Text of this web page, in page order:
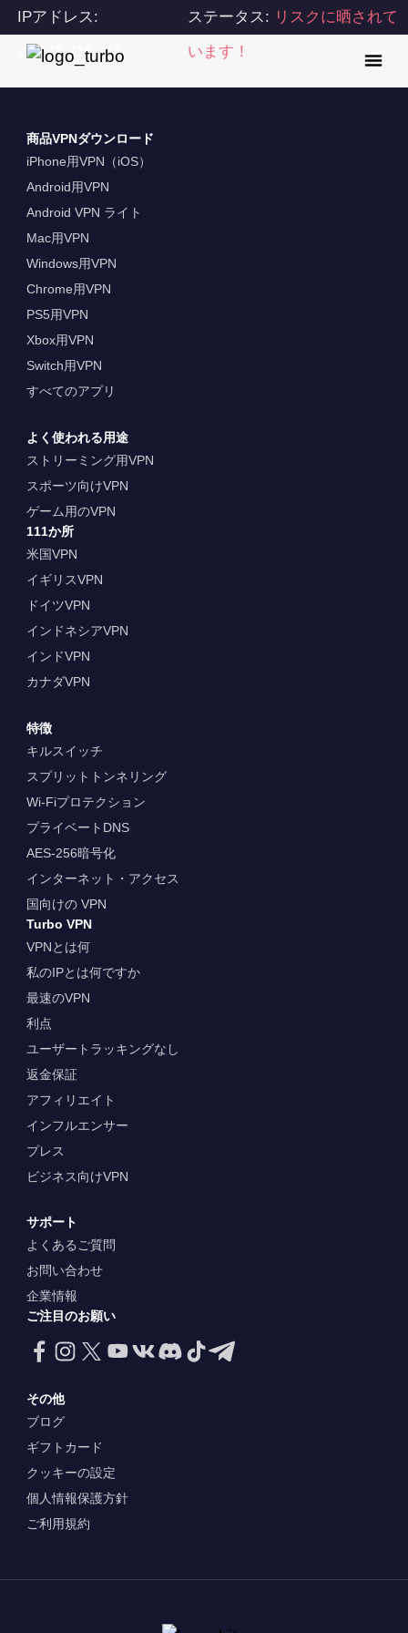
IPアドレス:
216.73.216.213
ステータス: リスクに晒されて
います！
商品VPNダウンロード
iPhone用VPN（iOS）
Android用VPN
Android VPN ライト
Mac用VPN
Windows用VPN
Chrome用VPN
PS5用VPN
Xbox用VPN
Switch用VPN
すべてのアプリ
よく使われる用途
ストリーミング用VPN
スポーツ向けVPN
ゲーム用のVPN
111か所
米国VPN
イギリスVPN
ドイツVPN
インドネシアVPN
インドVPN
カナダVPN
特徴
キルスイッチ
スプリットトンネリング
Wi-Fiプロテクション
プライベートDNS
AES-256暗号化
インターネット・アクセス
国向けの VPN
Turbo VPN
VPNとは何
私のIPとは何ですか
最速のVPN
利点
ユーザートラッキングなし
返金保証
アフィリエイト
インフルエンサー
プレス
ビジネス向けVPN
サポート
よくあるご質問
お問い合わせ
企業情報
ご注目のお願い
その他
ブログ
ギフトカード
クッキーの設定
個人情報保護方針
ご利用規約